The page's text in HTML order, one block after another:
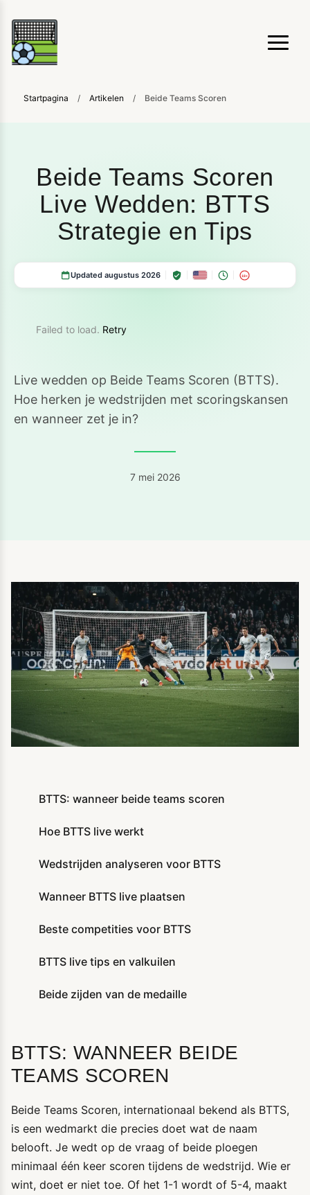
Startpagina / Artikelen / Beide Teams Scoren
Beide Teams Scoren
Live Wedden: BTTS
Strategie en Tips
Updated augustus 2026 18+
Failed to load. Retry
Live wedden op Beide Teams Scoren (BTTS).
Hoe herken je wedstrijden met scoringskansen
en wanneer zet je in?
7 mei 2026
BTTS: wanneer beide teams scoren
Hoe BTTS live werkt
Wedstrijden analyseren voor BTTS
Wanneer BTTS live plaatsen
Beste competities voor BTTS
BTTS live tips en valkuilen
Beide zijden van de medaille
BTTS: WANNEER BEIDE
TEAMS SCOREN
Beide Teams Scoren, internationaal bekend als BTTS,
is een wedmarkt die precies doet wat de naam
belooft. Je wedt op de vraag of beide ploegen
minimaal één keer scoren tijdens de wedstrijd. Wie er
wint, doet er niet toe. Of het 1-1 wordt of 5-4, maakt